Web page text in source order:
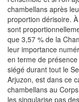
chambellans après
proportion dérisoire.
sont
que 3,57 % de la
leur importance
en terme de
siégé durant tout le
Arjuzon, est dans ce
chambellans au
les singularise pas